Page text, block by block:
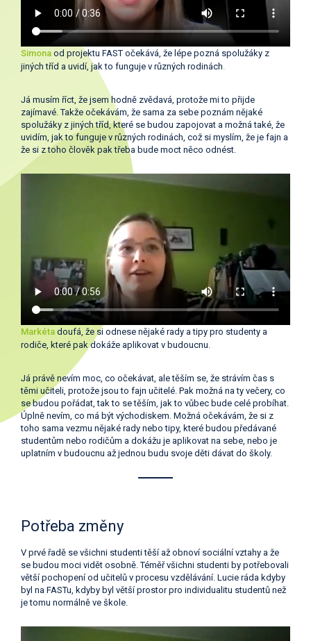
Simona od projektu FAST očekává, že lépe pozná spolužáky z
jiných tříd a uvidí, jak to funguje v různých rodinách.
Já musím říct, že jsem hodně zvědavá, protože mi to přijde
zajímavé. Takže očekávám, že sama za sebe poznám nějaké
spolužáky z jiných tříd, které se budou zapojovat a možná také, že
uvidím, jak to funguje v různých rodinách, což si myslím, že je fajn a
že si z toho člověk pak třeba bude moct něco odnést.
Markéta doufá, že si odnese nějaké rady a tipy pro studenty a
rodiče, které pak dokáže aplikovat v budoucnu.
Já právě nevím moc, co očekávat, ale těším se, že strávím čas s
těmi učiteli, protože jsou to fajn učitelé. Pak možná na ty večery, co
se budou pořádat, tak to se těším, jak to vůbec bude celé probíhat.
Úplně nevím, co má být východiskem. Možná očekávám, že si z
toho sama vezmu nějaké rady nebo tipy, které budou předávané
studentům nebo rodičům a dokážu je aplikovat na sebe, nebo je
uplatním v budoucnu až jednou budu svoje děti dávat do školy.
Potřeba změny
V prvé řadě se všichni studenti těší až obnoví sociální vztahy a že
se budou moci vidět osobně. Téměř všichni studenti by potřebovali
větší pochopení od učitelů v procesu vzdělávání. Lucie ráda kdyby
byl na FASTu, kdyby byl větší prostor pro individualitu studentů než
je tomu normálně ve škole.